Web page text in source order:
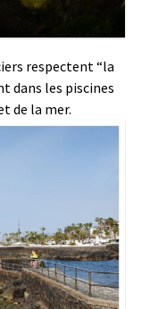
respectent “la
dans les piscines
de la mer.